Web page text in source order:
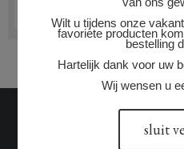
Wilt u tijdens onze
favoriete producten
bestelling
Hartelijk dank voor uw
Wij wensen u
sluit